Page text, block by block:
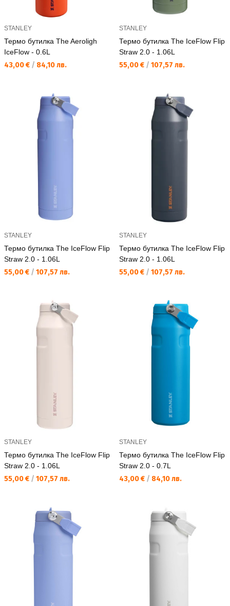
STANLEY
Термо бутилка The Aeroligh
IceFlow - 0.6L
Текуща цена:
43,00 € / 84,10 лв.
STANLEY
Термо бутилка The IceFlow Flip
Straw 2.0 - 1.06L
Текуща цена:
55,00 € / 107,57 лв.
STANLEY
Термо бутилка The IceFlow Flip
Straw 2.0 - 1.06L
Текуща цена:
55,00 € / 107,57 лв.
STANLEY
Термо бутилка The IceFlow Flip
Straw 2.0 - 1.06L
Текуща цена:
55,00 € / 107,57 лв.
STANLEY
Термо бутилка The IceFlow Flip
Straw 2.0 - 1.06L
Текуща цена:
55,00 € / 107,57 лв.
STANLEY
Термо бутилка The IceFlow Flip
Straw 2.0 - 0.7L
Текуща цена:
43,00 € / 84,10 лв.